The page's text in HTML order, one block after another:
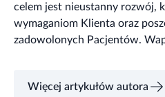
celem jest nieustanny rozwój,
wymaganiom Klienta oraz
zadowolonych Pacjentów.
Więcej artykułów autora